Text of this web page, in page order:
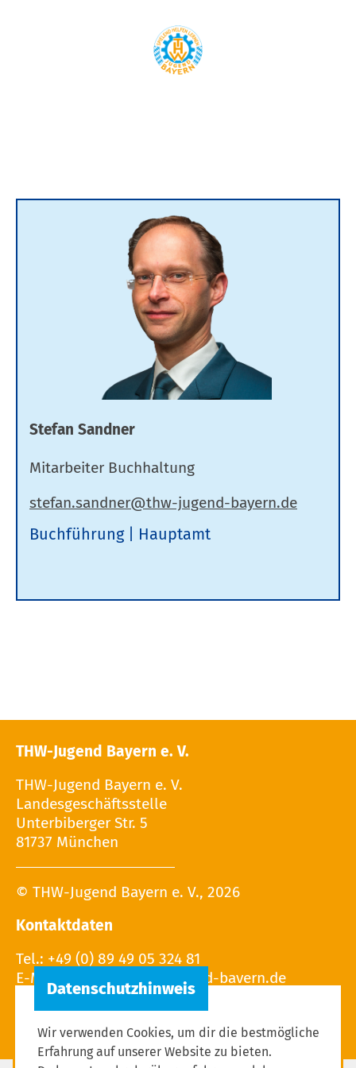
Stefan Sandner
Mitarbeiter Buchhaltung
Buchführung Hauptamt
THW-Jugend Bayern e. V.
THW-Jugend Bayern e. V.
Landesgeschäftsstelle
Unterbiberger Str. 5
81737 München
© THW-Jugend Bayern e. V., 2026
Kontaktdaten
Tel.: +49 (0) 89 49 05 324 81
E-Mail:
Wir verwenden Cookies, um dir die bestmögliche
Erfahrung auf unserer Website zu bieten.